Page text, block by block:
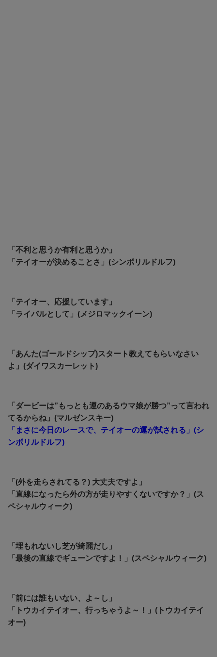
「不利と思うか有利と思うか」
「テイオーが決めることさ」(シンボリルドルフ)
「テイオー、応援しています」
「ライバルとして」(メジロマックイーン)
「あんた(ゴールドシップ)スタート教えてもらいなさい
よ」(ダイワスカーレット)
「ダービーは”もっとも運のあるウマ娘が勝つ”って言われ
てるからね」(マルゼンスキー)
「まさに今日のレースで、テイオーの運が試される」(シ
ンボリルドルフ)
「(外を走らされてる？) 大丈夫ですよ」
「直線になったら外の方が走りやすくないですか？」(ス
ペシャルウィーク)
「埋もれないし芝が綺麗だし」
「最後の直線でギューンですよ！」(スペシャルウィーク)
「前には誰もいない、よ～し」
「トウカイテイオー、行っちゃうよ～！」(トウカイテイ
オー)